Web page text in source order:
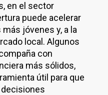
en el sector
puede acelerar
jóvenes y, a la
local. Algunos
con
más sólidos,
útil para que